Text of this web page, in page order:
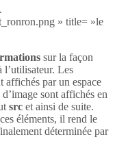
» title= »le
sur la façon
l’utilisateur. Les
affichés par un espace
sont affichés en
src et ainsi de suite.
éléments, il rend le
déterminée par